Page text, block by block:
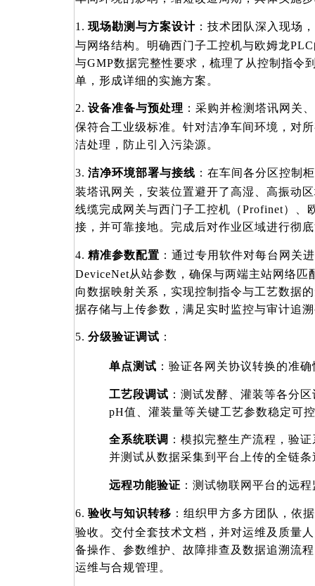
1. 现场勘测与方案设计 ：技术团队深入现场
与网络结构。明确西门子工控机与欧姆龙
与GMP数据完整性要求，梳理了从控制指令
单，形成详细的实施方案。
2. 设备准备与预处理 ：采购并检测塔讯网关
保符合工业级标准。针对洁净车间环境，对
洁处理，防止引入污染源。
3. 洁净环境部署与接线 ：在车间各分区控制
装塔讯网关，安装位置避开了高湿、高振动
线缆完成网关与西门子工控机（Profinet）、
接，并可靠接地。完成后对作业区域进行彻
4. 精准参数配置 ：通过专用软件对每台网关
DeviceNet从站参数，确保与两端主站网络匹
向数据映射关系，实现控制指令与工艺数据
据存储与上传参数，满足实时监控与审计追
5. 分级验证调试 ：
单点测试 ：验证各网关协议转换的准
工艺段调试 ：测试发酵、灌装等各分
pH值、灌装量等关键工艺参数稳定可
全系统联调 ：模拟完整生产流程，验
并测试从数据采集到平台上传的全链
远程功能验证 ：测试物联网平台的远
6. 验收与知识转移 ：组织甲方多方团队，依据
验收。交付全套技术文档，并对运维及质量
备操作、参数维护、故障排查及数据追溯流
运维与合规管理 。